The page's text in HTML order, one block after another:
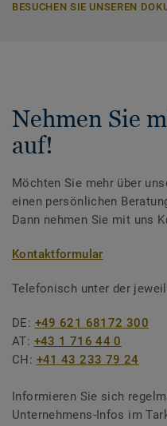
BESUCHEN SIE UNSEREN
Nehmen Sie
auf!
Möchten Sie mehr über
einen persönlichen
Dann nehmen Sie mit uns
Kontaktformular
Telefonisch unter der
DE: +49 621 68172 300
AT: +43 1 716 44 0
CH: +41 43 233 79 24
Informieren Sie sich
Unternehmens-Infos im